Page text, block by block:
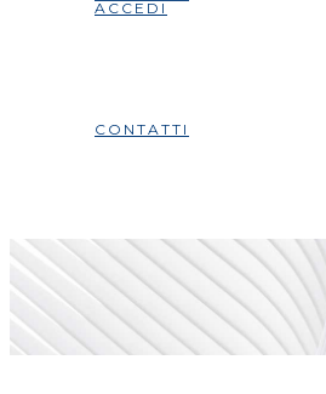
ACCEDI
CONTATTI